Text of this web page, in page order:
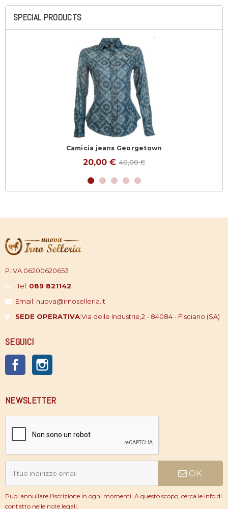
SPECIAL PRODUCTS
Camicia jeans Georgetown
20,00 € 40,00 €
P.IVA 06200620653
Tel: 089 821142
Email: nuova@irnoselleria.it
SEDE OPERATIVA:Via delle Industrie,2 - 84084 - Fisciano (SA)
SEGUICI
Facebook
NEWSLETTER
OK
Puoi annullare l'iscrizione in ogni momenti. A questo scopo, cerca le info di
contatto nelle note legali.